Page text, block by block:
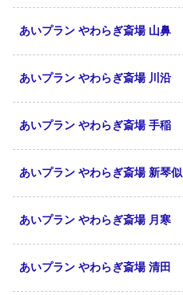
あいプラン やわらぎ斎場 山鼻
あいプラン やわらぎ斎場 川沿
あいプラン やわらぎ斎場 手稲
あいプラン やわらぎ斎場 新琴似
あいプラン やわらぎ斎場 月寒
あいプラン やわらぎ斎場 清田